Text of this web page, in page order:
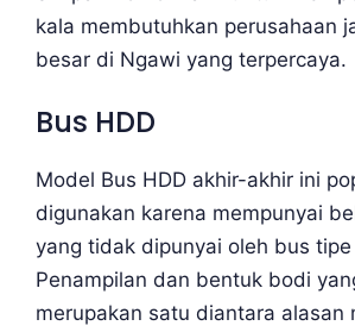
kala membutuhkan perusahaan
besar di Ngawi yang terpercaya.
Bus HDD
Model Bus HDD akhir-akhir ini
digunakan karena mempunyai
yang tidak dipunyai oleh bus tipe
Penampilan dan bentuk bodi
merupakan satu diantara alasan